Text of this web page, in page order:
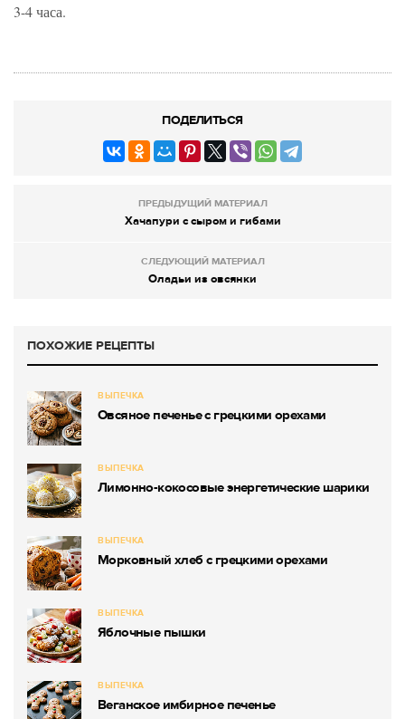
3-4 часа.
ПОДЕЛИТЬСЯ
ПРЕДЫДУЩИЙ МАТЕРИАЛ
Хачапури с сыром и гибами
СЛЕДУЮЩИЙ МАТЕРИАЛ
Оладьи из овсянки
ПОХОЖИЕ РЕЦЕПТЫ
ВЫПЕЧКА
Овсяное печенье с грецкими орехами
ВЫПЕЧКА
Лимонно-кокосовые энергетические шарики
ВЫПЕЧКА
Морковный хлеб с грецкими орехами
ВЫПЕЧКА
Яблочные пышки
ВЫПЕЧКА
Веганское имбирное печенье